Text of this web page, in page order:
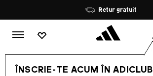
Oprește
rotația
Retur gratuit
ÎNSCRIE-TE ACUM ÎN ADICLUB
BĂRBAȚI ÎMBRĂCĂMINTE